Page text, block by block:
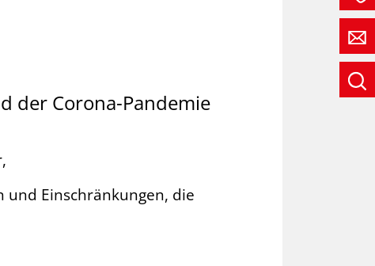
der Corona-Pandemie
und Ein­schrän­kungen, die